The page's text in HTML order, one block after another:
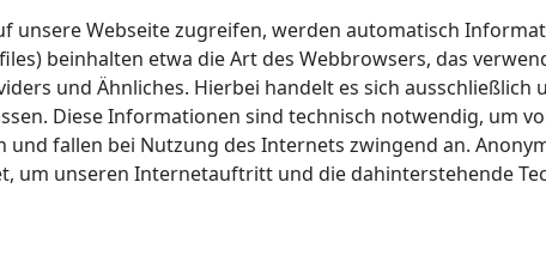
unsere Webseite zugreifen, werden automatisch
beinhalten etwa die Art des Webbrowsers, das
und Ähnliches. Hierbei handelt es sich
Diese Informationen sind technisch notwendig, um
und fallen bei Nutzung des Internets zwingend an.
um unseren Internetauftritt und die dahinterstehende